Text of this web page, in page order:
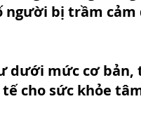
người bị trầm
dưới mức cơ bản,
tế cho sức khỏe